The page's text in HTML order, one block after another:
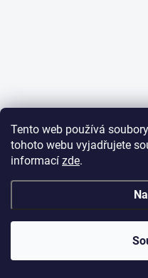
Tento web používá
tohoto webu vyjadřujete
informací zde.